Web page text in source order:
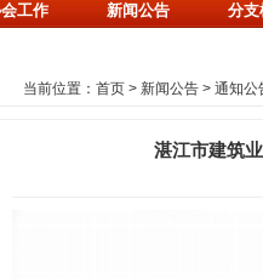
工作 新闻公告 分支
当前位置： 首页 > 新闻公告 > 通知公
湛江市建筑